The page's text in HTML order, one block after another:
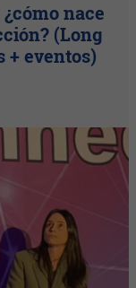
nace
(Long
+ eventos)